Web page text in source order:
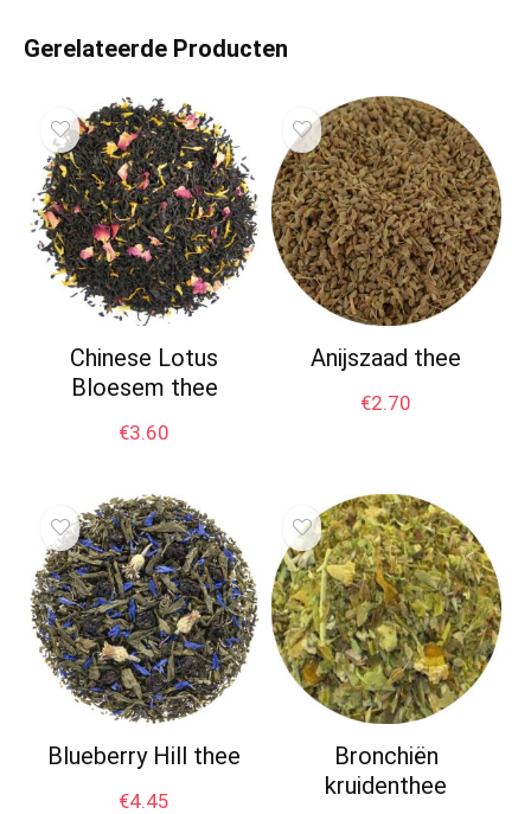
Gerelateerde Producten
Chinese Lotus
Bloesem thee
€3.60
Anijszaad thee
€2.70
Blueberry Hill thee
€4.45
Bronchiën
kruidenthee